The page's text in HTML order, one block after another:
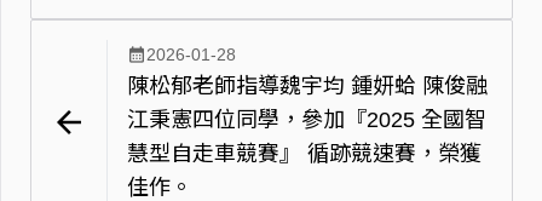
arrow_back
calendar_month2026-01-28
陳松郁老師指導魏宇均 鍾妍蛤 陳俊融
江秉憲四位同學，參加『2025 全國智
慧型自走車競賽』 循跡競速賽，榮獲
佳作。